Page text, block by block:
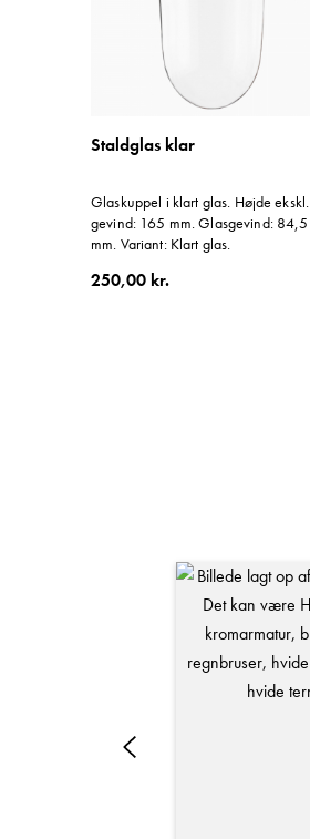
Staldglas klar
Glaskuppel i klart glas. Højde ekskl.
gevind: 165 mm. Glasgevind: 84,5
mm. Variant: Klart glas.
250,00 kr.